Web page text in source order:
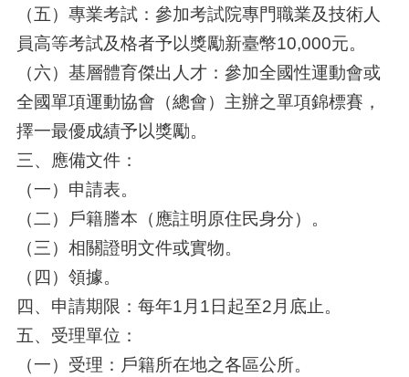
（五）專業考試：參加考試院專門職業及技術人
員高等考試及格者予以獎勵新臺幣10,000元。
（六）基層體育傑出人才：參加全國性運動會或
全國單項運動協會（總會）主辦之單項錦標賽，
擇一最優成績予以獎勵。
三、應備文件：
（一）申請表。
（二）戶籍謄本（應註明原住民身分）。
（三）相關證明文件或實物。
（四）領據。
四、申請期限：每年1月1日起至2月底止。
五、受理單位：
（一）受理：戶籍所在地之各區公所。